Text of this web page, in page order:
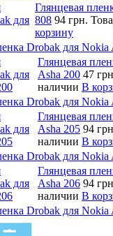
Глянцевая
808 94 грн.
корзину
Drobak для Nokia
Глянцевая
Asha 200 47
наличии В
Drobak для Nokia
Глянцевая
Asha 205 94
наличии В
Drobak для Nokia
Глянцевая
Asha 206 94
наличии В
Drobak для Nokia